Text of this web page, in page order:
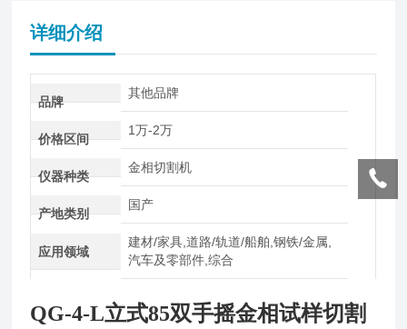
详细介绍
品牌
其他品牌
价格区间
1万-2万
仪器种类
金相切割机
产地类别
国产
应用领域
建材/家具,道路/轨道/船舶,钢铁/金属,
汽车及零部件,综合
QG-4-L立式85双手摇金相试样切割